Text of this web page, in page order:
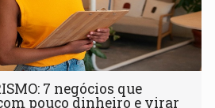
7 negócios que
pouco dinheiro e virar